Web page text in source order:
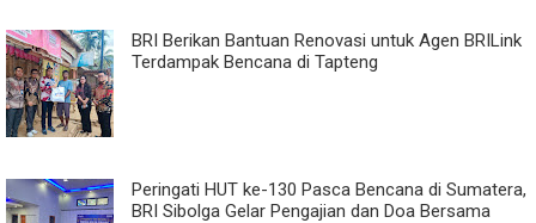
BRI Berikan Bantuan Renovasi untuk Agen BRILink
Terdampak Bencana di Tapteng
Peringati HUT ke-130 Pasca Bencana di Sumatera,
BRI Sibolga Gelar Pengajian dan Doa Bersama